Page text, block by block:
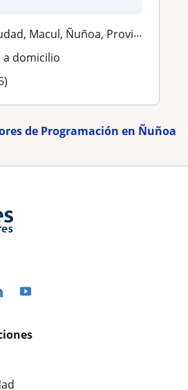
Macul, Ñuñoa, Providencia
a domicilio
de Programación en Ñuñoa